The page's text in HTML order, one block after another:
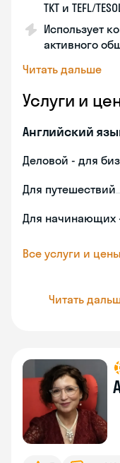
TKT и TEFL/
Использует
активного
Читать дальше
Услуги и
Английский
Деловой - для
Для путешествий
Для начинающих
Все услуги и
Читать